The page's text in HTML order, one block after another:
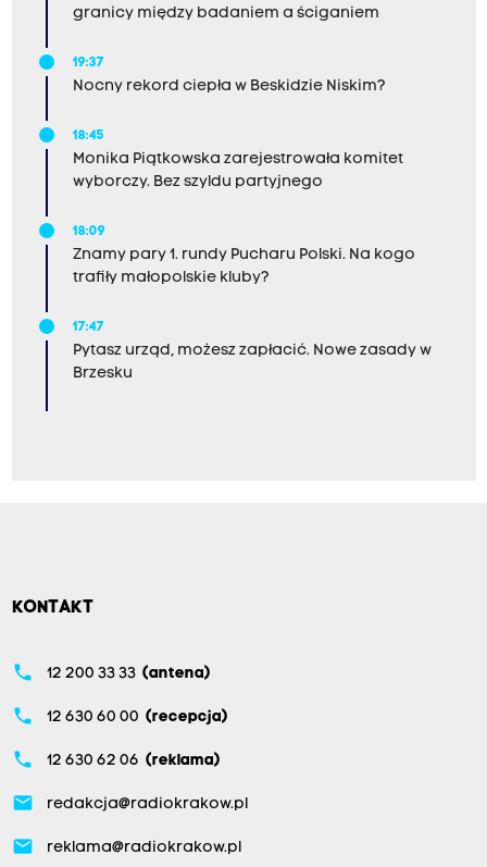
granicy między badaniem a ściganiem
19:37
Nocny rekord ciepła w Beskidzie Niskim?
18:45
Monika Piątkowska zarejestrowała komitet
wyborczy. Bez szyldu partyjnego
18:09
Znamy pary 1. rundy Pucharu Polski. Na kogo
trafiły małopolskie kluby?
17:47
Pytasz urząd, możesz zapłacić. Nowe zasady w
Brzesku
KONTAKT
phone 12 200 33 33 (antena)
phone 12 630 60 00 (recepcja)
phone 12 630 62 06 (reklama)
email redakcja@radiokrakow.pl
email reklama@radiokrakow.pl